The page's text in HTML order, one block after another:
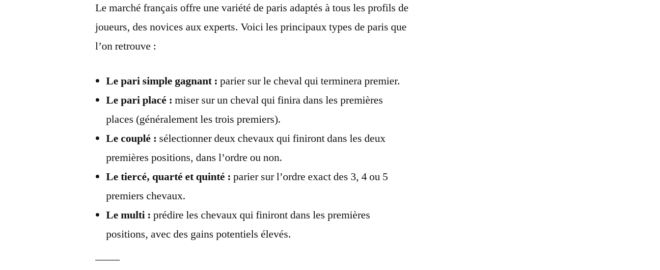
Le marché français offre une variété de paris adaptés à tous les profils de
joueurs, des novices aux experts. Voici les principaux types de paris que
l’on retrouve :
Le pari simple gagnant : parier sur le cheval qui terminera premier.
Le pari placé : miser sur un cheval qui finira dans les premières
places (généralement les trois premiers).
Le couplé : sélectionner deux chevaux qui finiront dans les deux
premières positions, dans l’ordre ou non.
Le tiercé, quarté et quinté : parier sur l’ordre exact des 3, 4 ou 5
premiers chevaux.
Le multi : prédire les chevaux qui finiront dans les premières
positions, avec des gains potentiels élevés.